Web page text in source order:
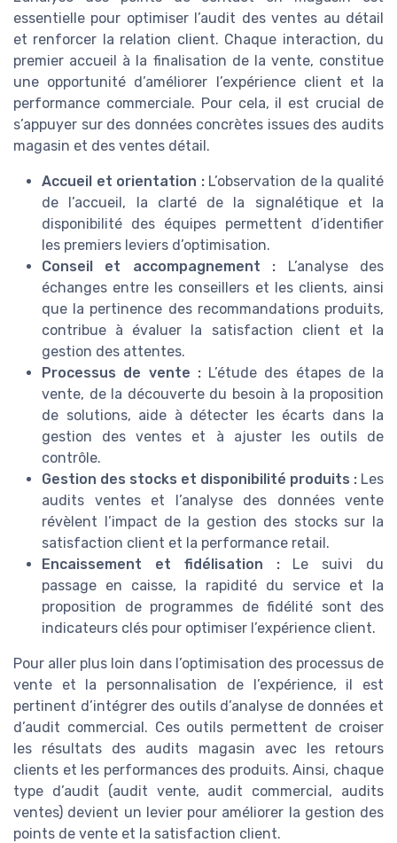
essentielle pour optimiser l’audit des ventes au détail
et renforcer la relation client. Chaque interaction, du
premier accueil à la finalisation de la vente, constitue
une opportunité d’améliorer l’expérience client et la
performance commerciale. Pour cela, il est crucial de
s’appuyer sur des données concrètes issues des audits
magasin et des ventes détail.
Accueil et orientation :L’observation de la qualité
de l’accueil, la clarté de la signalétique et la
disponibilité des équipes permettent d’identifier
les premiers leviers d’optimisation.
Conseil et accompagnement : L’analyse des
échanges entre les conseillers et les clients, ainsi
que la pertinence des recommandations produits,
contribue à évaluer la satisfaction client et la
gestion des attentes.
Processus de vente :L’étude des étapes de la
vente, de la découverte du besoin à la proposition
de solutions, aide à détecter les écarts dans la
gestion des ventes et à ajuster les outils de
contrôle.
Gestion des stocks et disponibilité produits : Les
audits ventes et l’analyse des données vente
révèlent l’impact de la gestion des stocks sur la
satisfaction client et la performance retail.
Encaissement et fidélisation :Le suivi du
passage en caisse, la rapidité du service et la
proposition de programmes de fidélité sont des
indicateurs clés pour optimiser l’expérience client.
Pour aller plus loin dans l’optimisation des processus de
vente et la personnalisation de l’expérience, il est
pertinent d’intégrer des outils d’analyse de données et
d’audit commercial. Ces outils permettent de croiser
les résultats des audits magasin avec les retours
clients et les performances des produits. Ainsi, chaque
type d’audit (audit vente, audit commercial, audits
ventes) devient un levier pour améliorer la gestion des
points de vente et la satisfaction client.